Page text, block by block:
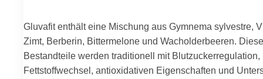
Gluvafit enthält eine Mischung aus Gymnema sylvestre,
Zimt, Berberin, Bittermelone und Wacholderbeeren. Diese
Bestandteile werden traditionell mit Blutzuckerregulation,
Fettstoffwechsel, antioxidativen Eigenschaften und